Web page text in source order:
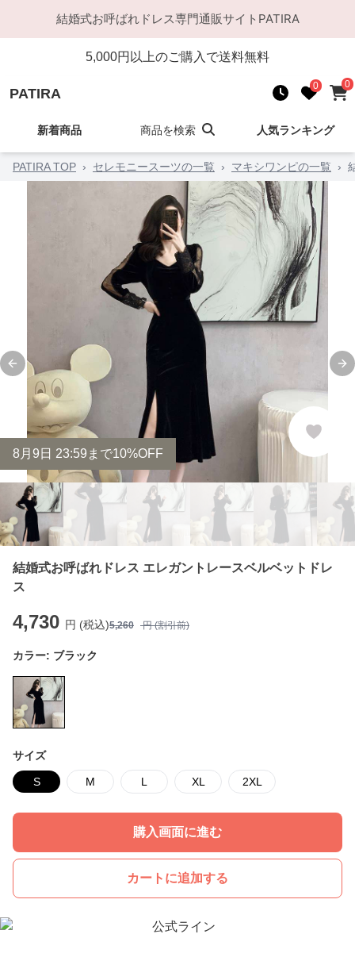
結婚式お呼ばれドレス専門通販サイト PATIRA
5,000円以上のご購入で送料無料
PATIRA 0 0
新着商品 商品を検索 人気ランキング
PATIRA TOP › セレモニースーツの一覧 › マキシワンピの一覧 ›
Previous slide
8 月 9 日 23:59まで10%OFF
結婚式お呼ばれドレス エレガントレースベルベットドレ
ス
4,730 円 (税込)5,260 円 (割引前)
カラー: ブラック
サイズ
S M L XL 2XL
購入画面に進む
カートに追加する